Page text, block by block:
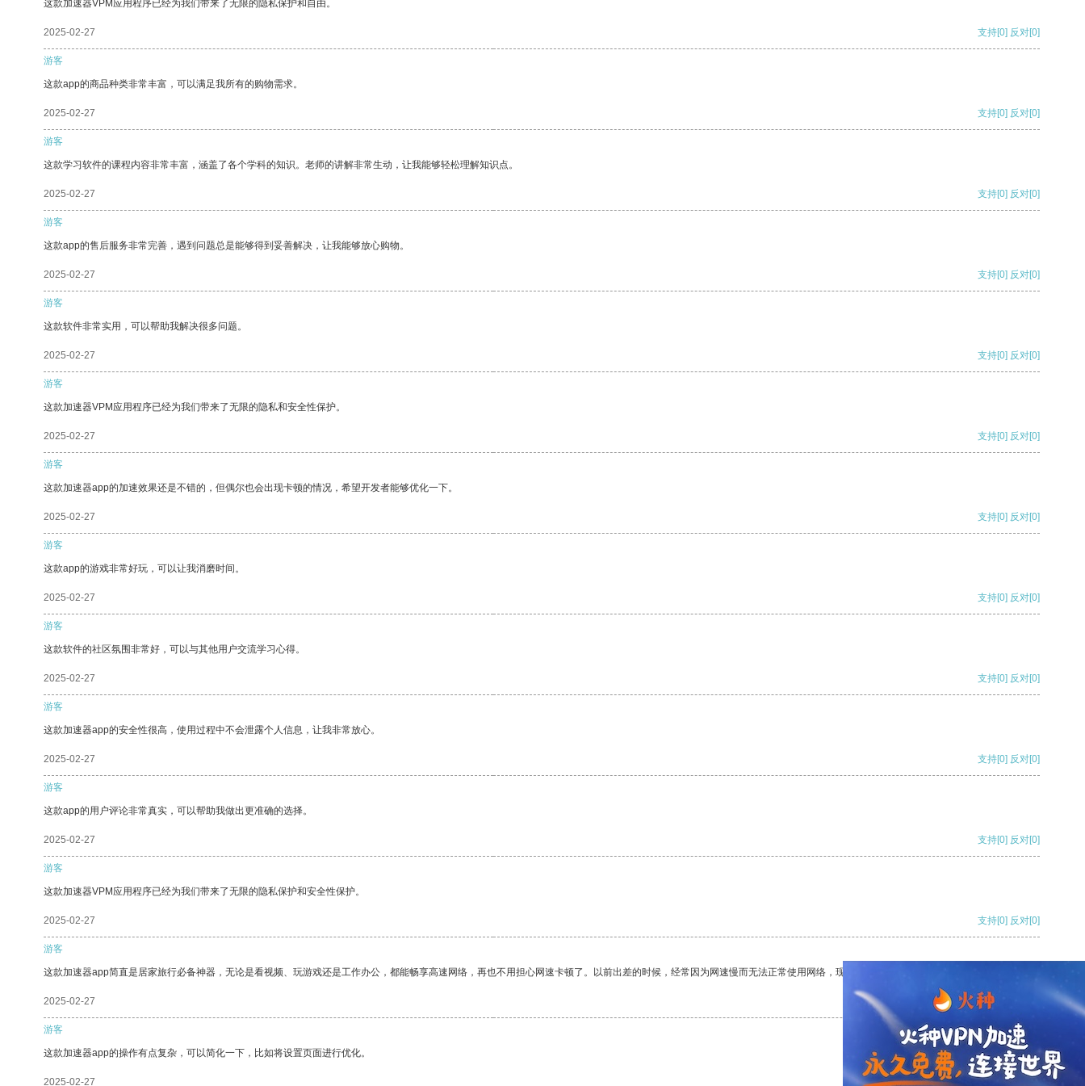
这款加速器VPM应用程序已经为我们带来了无限的隐私保护和自由。
2025-02-27 支持[0] 反对[0]
游客
这款app的商品种类非常丰富，可以满足我所有的购物需求。
2025-02-27 支持[0] 反对[0]
游客
这款学习软件的课程内容非常丰富，涵盖了各个学科的知识。老师的讲解非常生动，让我能够轻松理解知识点。
2025-02-27 支持[0] 反对[0]
游客
这款app的售后服务非常完善，遇到问题总是能够得到妥善解决，让我能够放心购物。
2025-02-27 支持[0] 反对[0]
游客
这款软件非常实用，可以帮助我解决很多问题。
2025-02-27 支持[0] 反对[0]
游客
这款加速器VPM应用程序已经为我们带来了无限的隐私和安全性保护。
2025-02-27 支持[0] 反对[0]
游客
这款加速器app的加速效果还是不错的，但偶尔也会出现卡顿的情况，希望开发者能够优化一下。
2025-02-27 支持[0] 反对[0]
游客
这款app的游戏非常好玩，可以让我消磨时间。
2025-02-27 支持[0] 反对[0]
游客
这款软件的社区氛围非常好，可以与其他用户交流学习心得。
2025-02-27 支持[0] 反对[0]
游客
这款加速器app的安全性很高，使用过程中不会泄露个人信息，让我非常放心。
2025-02-27 支持[0] 反对[0]
游客
这款app的用户评论非常真实，可以帮助我做出更准确的选择。
2025-02-27 支持[0] 反对[0]
游客
这款加速器VPM应用程序已经为我们带来了无限的隐私保护和安全性保护。
2025-02-27 支持[0] 反对[0]
游客
这款加速器app简直是居家旅行必备神器，无论是看视频、玩游戏还是工作办公，都能畅享高速网络，再也不用担心网速卡顿了。以前出差的时候，经常因为网速慢而无法正常使用网络，现在有了这个app，我再也不用担心了。
2025-02-27 支持
游客
这款加速器app的操作有点复杂，可以简化一下，比如将设置页面进行优化。
2025-02-27 支持 [0] 反对